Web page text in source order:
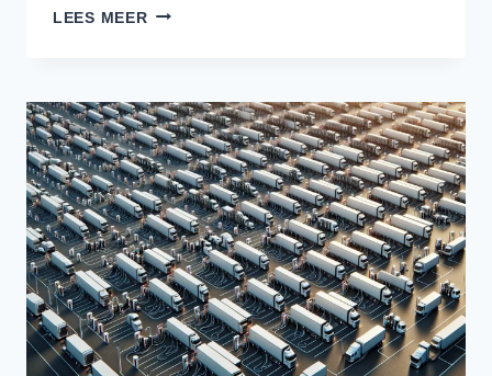
LEES MEERDRONES
DUURZAMER
EN
VEILIGER